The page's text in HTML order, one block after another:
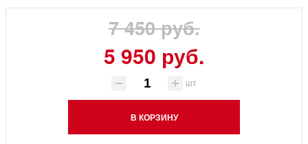
7 450 руб.
5 950 руб.
шт
В КОРЗИНУ